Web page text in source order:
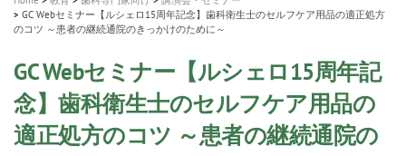
Home 教育 歯科専門家向け
講演会・セミナー
GC Webセミナー【ルシェロ15周年記念】歯科衛生士のセルフケア用品の適正処方
のコツ ～患者の継続通院のきっかけのために～
GC Webセミナー【ルシェロ15周年記
念】歯科衛生士のセルフケア用品の
適正処方のコツ ～患者の継続通院の